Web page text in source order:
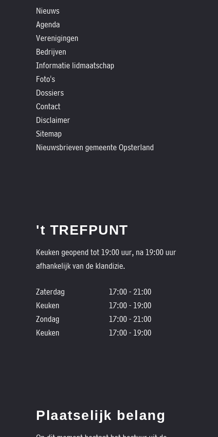
Nieuws
Agenda
Verenigingen
Bedrijven
Informatie lidmaatschap
Foto's
Dossiers
Contact
Disclaimer
Sitemap
Nieuwsbrieven gemeente Opsterland
't TREFPUNT
Keuken geopend tot 19:00 uur, na 19:00 uur
afhankelijk van de klandizie.
Zaterdag
17:00 - 21:00
Keuken
17:00 - 19:00
Zondag
17:00 - 21:00
Keuken
17:00 - 19:00
Plaatselijk belang
Historische
verhalen
Dossiers
Contact
Nieuwsbrieven
gemeente
Opsterland